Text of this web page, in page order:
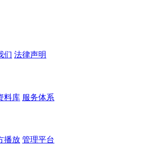
们 法律声明
料库 服务体系
播放 管理平台